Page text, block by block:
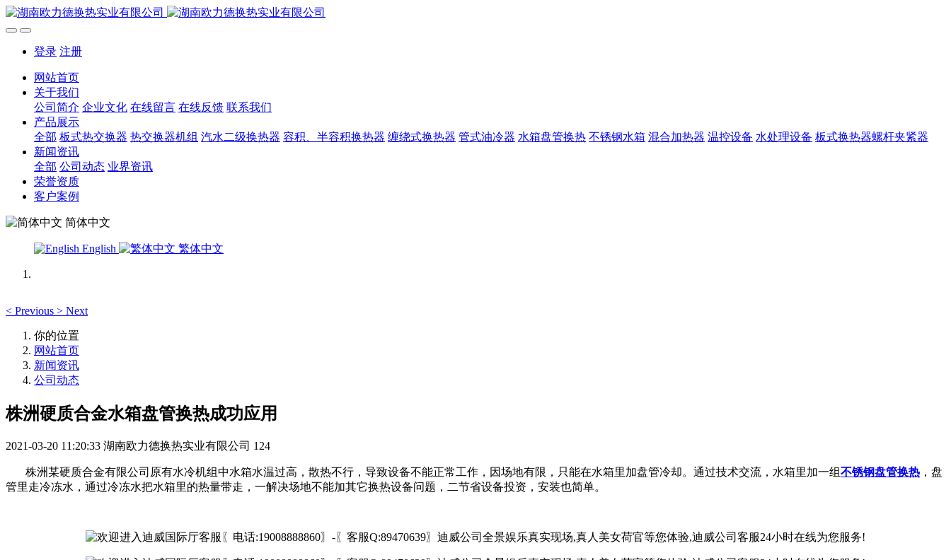
登录 注册
网站首页
关于我们
公司简介 企业文化 在线留言 在线反馈 联系我们
产品展示
全部 板式热交换器 热交换器机组 汽水二级换热器 容积、半容积换热器 缠绕式换热器 管式油冷器 水箱盘管换热 不锈钢水箱 混合加热器 温控设备 水处理设备 板式换热器螺杆夹紧器
新闻资讯
全部 公司动态 业界资讯
荣誉资质
客户案例
简体中文
English 繁体中文
< Previous > Next
你的位置
网站首页
新闻资讯
公司动态
株洲硬质合金水箱盘管换热成功应用
2021-03-20 11:20:33 湖南欧力德换热实业有限公司 124
株洲某硬质合金有限公司原有水冷机组中水箱水温过高，散热不行，导致设备不能正常工作，因场地有限，只能在水箱里加盘管冷却。通过技术交流，水箱里加一组不锈钢盘管换热 ，盘
管里走冷冻水，通过冷冻水把水箱里的热量带走，一解决场地不能加其它换热设备问题，二节省设备投资，安装也简单。